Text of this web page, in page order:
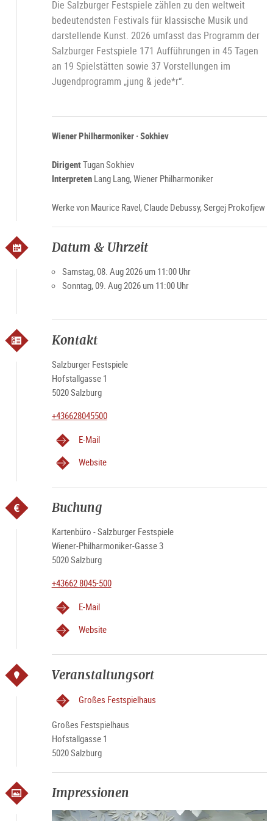
Die Salzburger Festspiele zählen zu den weltweit
bedeutendsten Festivals für klassische Musik und
darstellende Kunst. 2026 umfasst das Programm der
Salzburger Festspiele 171 Aufführungen in 45 Tagen
an 19 Spielstätten sowie 37 Vorstellungen im
Jugendprogramm „jung & jede*r“.
Wiener Philharmoniker · Sokhiev
DirigentTugan Sokhiev
InterpretenLang Lang, Wiener Philharmoniker
Werke von Maurice Ravel, Claude Debussy, Sergej Prokofjew
Datum & Uhrzeit
Samstag, 08. Aug 2026 um 11:00 Uhr
Sonntag, 09. Aug 2026 um 11:00 Uhr
Kontakt
Salzburger Festspiele
Hofstallgasse 1
5020 Salzburg
+436628045500
E-Mail
Website
Buchung
Kartenbüro - Salzburger Festspiele
Wiener-Philharmoniker-Gasse 3
5020 Salzburg
+43662 8045-500
E-Mail
Website
Veranstaltungsort
Großes Festspielhaus
Großes Festspielhaus
Hofstallgasse 1
5020 Salzburg
Impressionen